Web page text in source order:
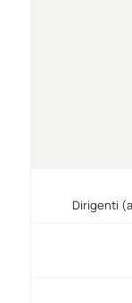
Dirigenti